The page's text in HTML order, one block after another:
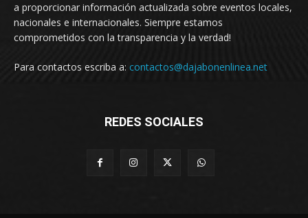
a proporcionar información actualizada sobre eventos locales,
nacionales e internacionales. Siempre estamos
comprometidos con la transparencia y la verdad!
Para contactos escriba a: contactos@dajabonenlinea.net
REDES SOCIALES